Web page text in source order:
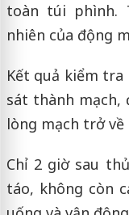
toàn túi phình.
nhiên của động
Kết quả kiểm
sát thành mạch,
lòng mạch trở
Chỉ 2 giờ sau
táo, không còn